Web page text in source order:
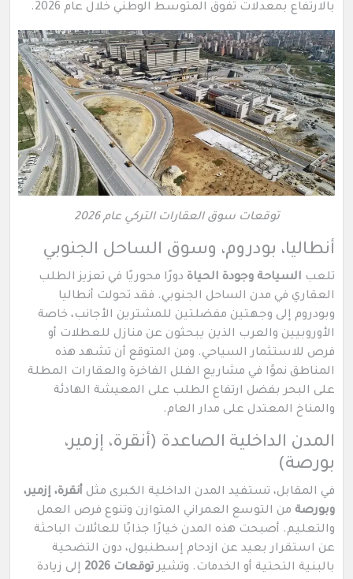
بالارتفاع بمعدلات تفوق المتوسط الوطني خلال عام 2026.
توقعات سوق العقارات التركي عام 2026
أنطاليا، بودروم، وسوق الساحل الجنوبي
تلعب السياحة وجودة الحياة دورًا محوريًا في تعزيز الطلب
العقاري في مدن الساحل الجنوبي. فقد تحولت أنطاليا
وبودروم إلى وجهتين مفضلتين للمشترين الأجانب، خاصة
الأوروبيين والعرب الذين يبحثون عن منازل للعطلات أو
فرص للاستثمار السياحي. ومن المتوقع أن تشهد هذه
المناطق نموًا في مشاريع الفلل الفاخرة والعقارات المطلة
على البحر بفضل ارتفاع الطلب على المعيشة الهادئة
والمناخ المعتدل على مدار العام.
المدن الداخلية الصاعدة (أنقرة، إزمير،
بورصة)
في المقابل، تستفيد المدن الداخلية الكبرى مثل أنقرة، إزمير،
وبورصة من التوسع العمراني المتوازن وتنوع فرص العمل
والتعليم. أصبحت هذه المدن خيارًا جذابًا للعائلات الباحثة
عن استقرار بعيد عن ازدحام إسطنبول، دون التضحية
بالبنية التحتية أو الخدمات. وتشيرتوقعات 2026
إلى زيادة